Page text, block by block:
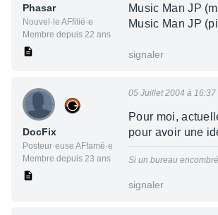
Phasar
Nouvel·le AFfilié·e
Membre depuis 22 ans
Music Man JP
Music Man JP
signaler
DocFix
Posteur·euse AFfamé·e
Membre depuis 23 ans
05 Juillet 2004 à 16:37
Pour moi,
pour avoir une
Si un bureau
signaler